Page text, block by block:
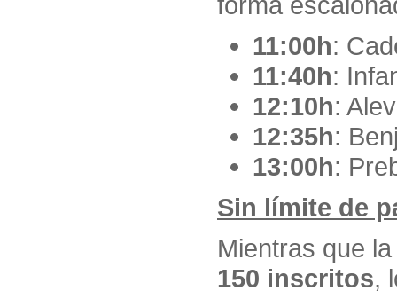
11:00h:
11:40h:
12:10h:
12:35h:
13:00h:
Sin límite de
Mientras que
150 inscritos,